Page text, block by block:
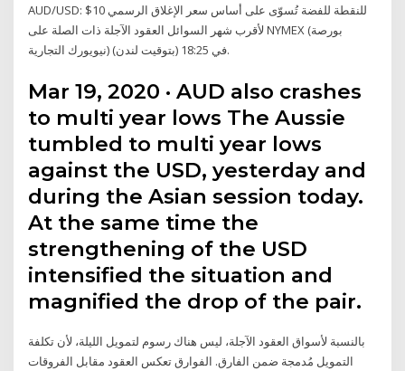
AUD/USD: $10 للنقطة للفضة تُسوّى على أساس سعر الإغلاق الرسمي
لأقرب شهر السوائل العقود الآجلة ذات الصلة على NYMEX (بورصة
نيويورك التجارية) في 18:25 (بتوقيت لندن).
Mar 19, 2020 · AUD also crashes
to multi year lows The Aussie
tumbled to multi year lows
against the USD, yesterday and
during the Asian session today.
At the same time the
strengthening of the USD
intensified the situation and
magnified the drop of the pair.
بالنسبة لأسواق العقود الآجلة، ليس هناك رسوم لتمويل الليلة، لأن تكلفة
التمويل مُدمجة ضمن الفارق. الفوارق تعكس العقود مقابل الفروقات